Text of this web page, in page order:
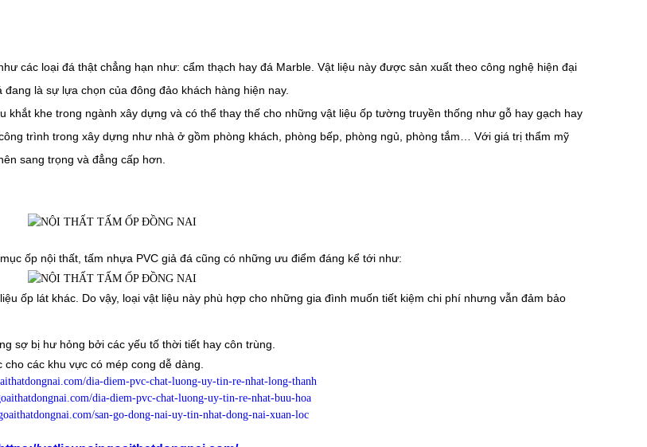
các loại đá thật chẳng hạn như: cẩm thạch hay đá Marble. Vật liệu này được sản xuất theo công nghệ hiện đại
là sự lựa chọn của đông đảo khách hàng hiện nay.
khe trong ngành xây dựng và có thể thay thế cho những vật liệu ốp tường truyền thống như gỗ hay gạch hay
trình trong xây dựng như nhà ở gồm phòng khách, phòng bếp, phòng ngủ, phòng tắm… Với giá trị thẩm mỹ
sang trọng và đẳng cấp hơn.
ốp nội thất, tấm nhựa PVC giả đá cũng có những ưu điểm đáng kể tới như:
ốp lát khác. Do vậy, loại vật liệu này phù hợp cho những gia đình muốn tiết kiệm chi phí nhưng vẫn đảm bảo
sợ bị hư hỏng bởi các yếu tố thời tiết hay côn trùng.
các khu vực có mép cong dễ dàng.
dia-diem-pvc-chat-luong-uy-tin-re-nhat-long-thanh
dia-diem-pvc-chat-luong-uy-tin-re-nhat-buu-hoa
san-go-dong-nai-uy-tin-nhat-dong-nai-xuan-loc